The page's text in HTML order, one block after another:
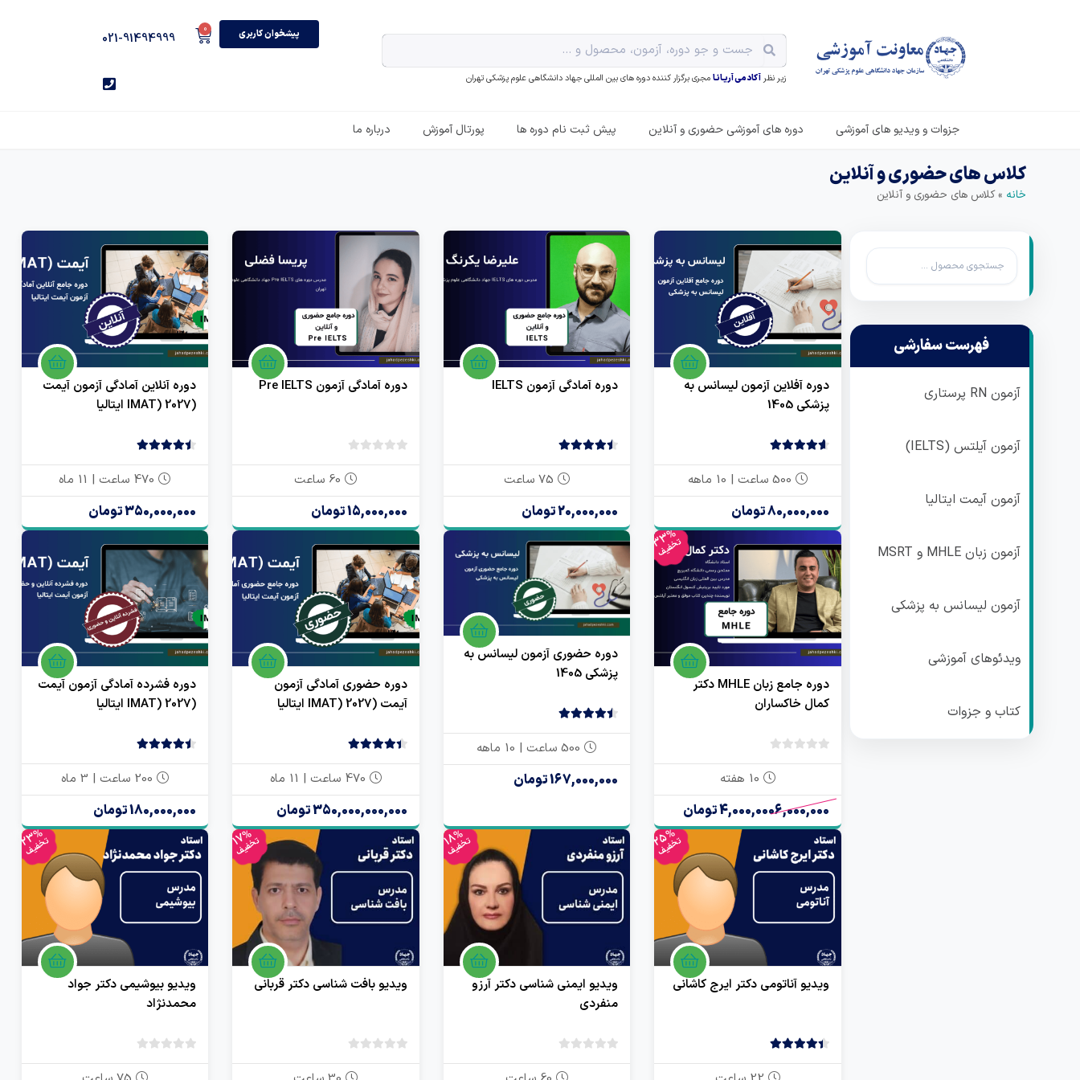
زیر نظر آکادمی آریـانـامجری برگزار کننده دوره های بین المللی جهاد دانشگاهی علوم پزشکی تهران
پیشخوان کاربری 0
021-91494999
جزوات و ویدیو های آموزشی دوره های آموزشی حضوری و آنلاین پیش ثبت نام دوره ها پورتال آموزش درباره ما
کلاس های حضوری و آنلاین
خانه »کلاس های حضوری و آنلاین
فهرست سفارشی
آزمون RN پرستاری
آزمون آیلتس (IELTS)
آزمون آیمت ایتالیا
آزمون زبان MHLE و MSRT
آزمون لیسانس به پزشکی
ویدئوهای آموزشی
کتاب و جزوات
دوره آفلاین آزمون لیسانس به
پزشکی 1405
80,000,000 تومان
دوره آمادگی آزمون IELTS
20,000,000 تومان
دوره آمادگی آزمون Pre IELTS
امتیاز
0
رای
60 ساعت
15,000,000 تومان
دوره آنلاین آمادگی آزمون آیمت
(IMAT) 2027 ایتالیا
470 ساعت | 11 ماه
350,000,000 تومان
33%
تخفیف
دوره جامع زبان MHLE دکتر
کمال خاکساران
امتیاز
0
رای 6,000,0004,000,000 تومان
دوره حضوری آزمون لیسانس به
پزشکی 1405
500 ساعت | 10 ماهه
167,000,000 تومان
دوره حضوری آمادگی آزمون
آیمت (IMAT) 2027 ایتالیا
350,000,000,000 تومان
دوره فشرده آمادگی آزمون آیمت
(IMAT) 2027 ایتالیا
180,000,000 تومان
25%
تخفیف
ویدیو آناتومی دکتر ایرج کاشانی
18%
تخفیف
ویدیو ایمنی شناسی دکتر آرزو
منفردی
امتیاز
17%
تخفیف
ویدیو بافت شناسی دکتر قربانی
امتیاز
23%
تخفیف
ویدیو بیوشیمی دکتر جواد
محمدنژاد
امتیاز